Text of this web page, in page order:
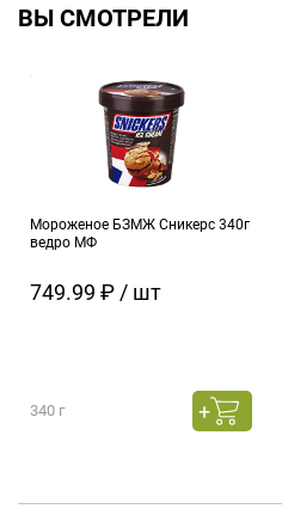
ВЫ СМОТРЕЛИ
Мороженое БЗМЖ Сникерс 340г
ведро МФ
749.99 ₽ / шт
340 г